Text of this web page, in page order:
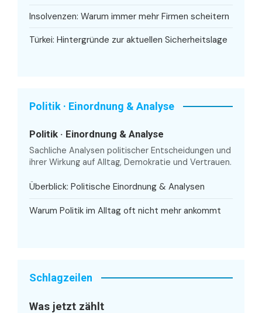
Insolvenzen: Warum immer mehr Firmen scheitern
Türkei: Hintergründe zur aktuellen Sicherheitslage
Politik · Einordnung & Analyse
Politik · Einordnung & Analyse
Sachliche Analysen politischer Entscheidungen und
ihrer Wirkung auf Alltag, Demokratie und Vertrauen.
Überblick: Politische Einordnung & Analysen
Warum Politik im Alltag oft nicht mehr ankommt
Schlagzeilen
Was jetzt zählt